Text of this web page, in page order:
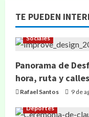
TE PUEDEN
Sociales
Panorama de
hora, ruta y
Rafael Santos 9 de
Deportes